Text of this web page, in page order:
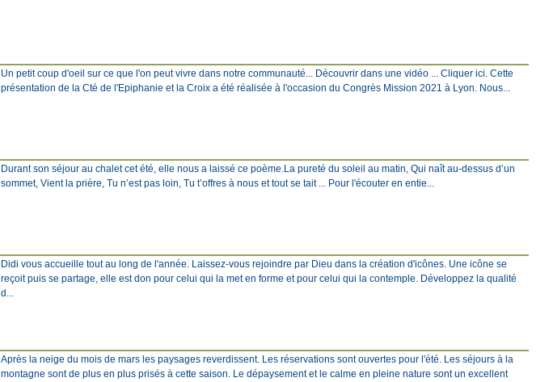
Un petit coup d'oeil sur ce que l'on peut vivre dans notre communauté... Découvrir dans une vidéo ... Cliquer ici. Cette
présentation de la Cté de l'Epiphanie et la Croix a été réalisée à l'occasion du Congrès Mission 2021 à Lyon. Nous...
Durant son séjour au chalet cet été, elle nous a laissé ce poème.La pureté du soleil au matin, Qui naît au-dessus d’un
sommet, Vient la prière, Tu n’est pas loin, Tu t’offres à nous et tout se tait ... Pour l'écouter en entie...
Didi vous accueille tout au long de l'année. Laissez-vous rejoindre par Dieu dans la création d'icônes. Une icône se
reçoit puis se partage, elle est don pour celui qui la met en forme et pour celui qui la contemple. Développez la qualité
d...
Après la neige du mois de mars les paysages reverdissent. Les réservations sont ouvertes pour l'été. Les séjours à la
montagne sont de plus en plus prisés à cette saison. Le dépaysement et le calme en pleine nature sont un excellent